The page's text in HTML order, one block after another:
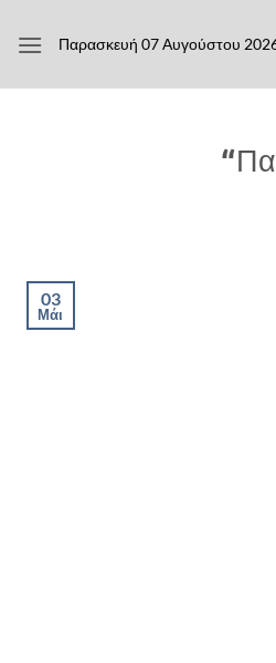
στο
Παρασκευή 07 Αυγούστου
03
Μάι